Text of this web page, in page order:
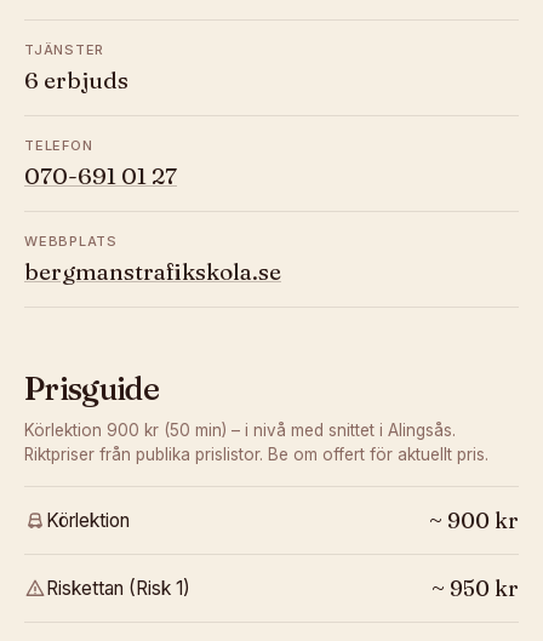
TJÄNSTER
6 erbjuds
TELEFON
070-691 01 27
WEBBPLATS
bergmanstrafikskola.se
Prisguide
Körlektion 900 kr (50 min) – i nivå med snittet i Alingsås.
Riktpriser från publika prislistor. Be om offert för aktuellt pris.
Körlektion ~ 900 kr
Riskettan (Risk 1) ~ 950 kr